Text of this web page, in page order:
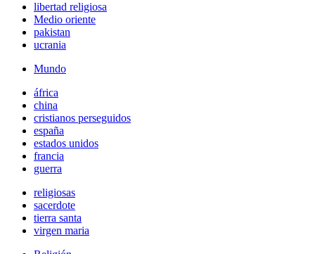
libertad religiosa
Medio oriente
pakistan
ucrania
Mundo
áfrica
china
cristianos perseguidos
españa
estados unidos
francia
guerra
religiosas
sacerdote
tierra santa
virgen maria